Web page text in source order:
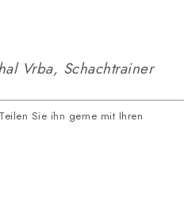
Vrba, Schachtrainer
Sie ihn gerne mit Ihren